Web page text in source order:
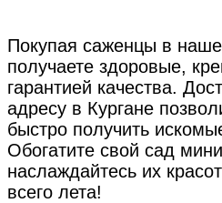
Покупая саженцы в
получаете здоровые,
гарантией качества.
адресу в Кургане
быстро получить
Обогатите свой сад
наслаждайтесь их
всего лета!